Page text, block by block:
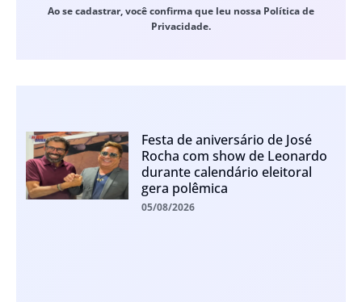
Ao se cadastrar, você confirma que leu nossa Política de
Privacidade.
Festa de aniversário de José
Rocha com show de Leonardo
durante calendário eleitoral
gera polêmica
05/08/2026